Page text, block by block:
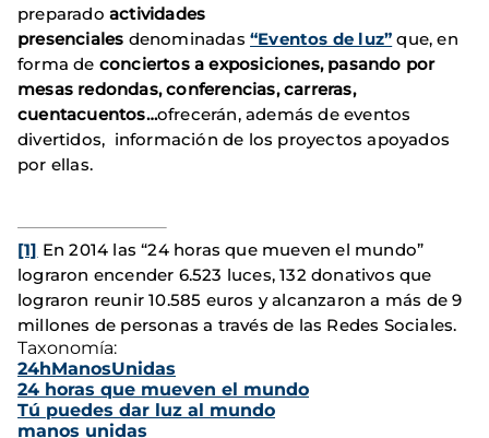
preparado actividades
presenciales denominadas“Eventos de luz” que, en
forma de conciertos a exposiciones, pasando por
mesas redondas, conferencias, carreras,
cuentacuentos…ofrecerán, además de eventos
divertidos, información de los proyectos apoyados
por ellas.
[1] En 2014 las “24 horas que mueven el mundo”
lograron encender 6.523 luces, 132 donativos que
lograron reunir 10.585 euros y alcanzaron a más de 9
millones de personas a través de las Redes Sociales.
Taxonomía:
24hManosUnidas
24 horas que mueven el mundo
Tú puedes dar luz al mundo
manos unidas